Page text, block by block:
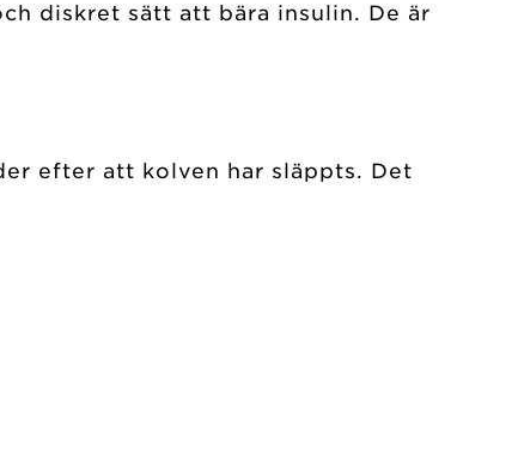
diskret sätt att bära insulin. De är
efter att kolven har släppts. Det